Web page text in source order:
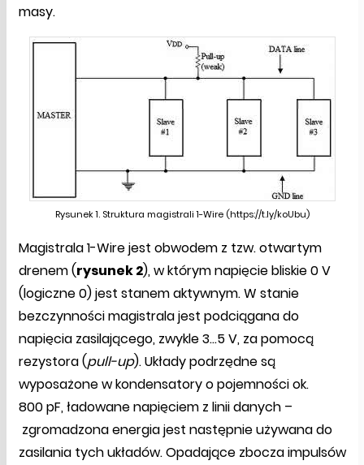
masy.
Rysunek 1. Struktura magistrali 1-Wire (https://t.ly/koUbu)
Magistrala 1-Wire jest obwodem z tzw. otwartym
drenem (rysunek 2), w którym napięcie bliskie 0 V
(logiczne 0) jest stanem aktywnym. W stanie
bezczynności magistrala jest podciągana do
napięcia zasilającego, zwykle 3…5 V, za pomocą
rezystora (pull-up). Układy podrzędne są
wyposażone w kondensatory o pojemności ok.
800 pF, ładowane napięciem z linii danych –
zgromadzona energia jest następnie używana do
zasilania tych układów. Opadające zbocza impulsów